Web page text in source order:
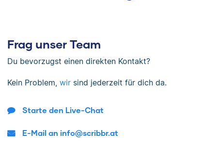
Frag unser Team
Du bevorzugst einen direkten Kontakt?
Kein Problem, wir sind jederzeit für dich da.
Starte den Live-Chat
E-Mail an info@scribbr.at